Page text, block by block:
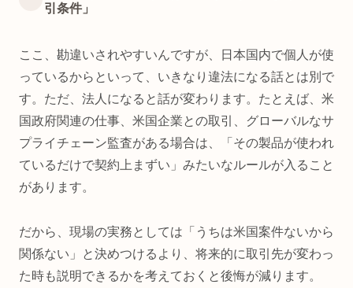
引条件」
ここ、勘違いされやすいんですが、日本国内で個人が使
っているからといって、いきなり違法になる話とは別で
す。ただ、法人になると話が変わります。たとえば、米
国政府関連の仕事、米国企業との取引、グローバルなサ
プライチェーン監査がある場合は、「その製品が使われ
ているだけで契約上まずい」みたいなルールが入ること
があります。
だから、現場の実務としては「うちは米国案件ないから
関係ない」と決めつけるより、将来的に取引先が変わっ
た時も説明できるかを考えておくと後悔が減ります。